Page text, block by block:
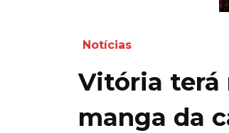
Notícias
Vitória terá
manga da